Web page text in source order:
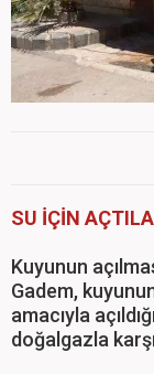
SU İÇİN
Kuyunun
Gadem,
amacıyla
doğalgazla